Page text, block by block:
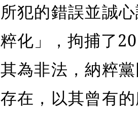
所犯的錯誤並誠
粹化」，拘捕了
其為非法，納粹
存在，以其曾有